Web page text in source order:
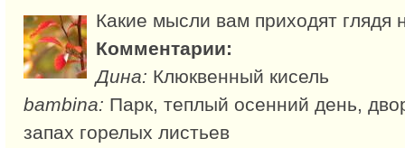
Какие мысли вам приходят глядя
Комментарии:
Дина: Клюквенный кисель
bambina: Парк, теплый осенний день,
запах горелых листьев